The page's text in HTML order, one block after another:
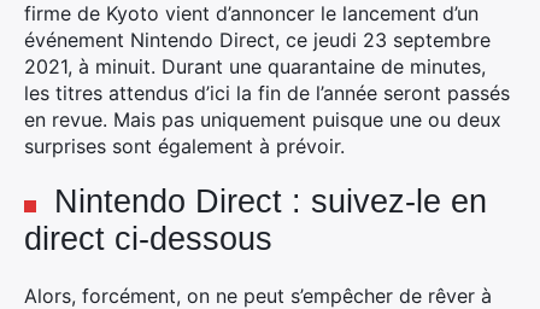
firme de Kyoto vient d’annoncer le lancement d’un
événement Nintendo Direct, ce jeudi 23 septembre
2021, à minuit. Durant une quarantaine de minutes,
les titres attendus d’ici la fin de l’année seront passés
en revue. Mais pas uniquement puisque une ou deux
surprises sont également à prévoir.
Nintendo Direct : suivez-le en
direct ci-dessous
Alors, forcément, on ne peut s’empêcher de rêver à